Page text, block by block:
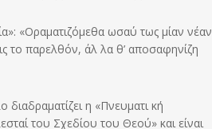
«Οραματιζόμεθα ωσαύ τως μίαν νέαν
το παρελθόν, άλ λα θ’ αποσαφηνίζη
η «Πνευματι κή
του Σχεδίου του Θεού» και είναι